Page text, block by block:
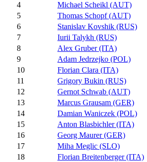
4
Michael Scheikl (AUT)
5
Thomas Schopf (AUT)
6
Stanislav Kovshik (RUS)
7
Iurii Talykh (RUS)
8
Alex Gruber (ITA)
9
Adam Jedrzejko (POL)
10
Florian Clara (ITA)
11
Grigory Bukin (RUS)
12
Gernot Schwab (AUT)
13
Marcus Grausam (GER)
14
Damian Waniczek (POL)
15
Anton Blasbichler (ITA)
16
Georg Maurer (GER)
17
Miha Meglic (SLO)
18
Florian Breitenberger (ITA)